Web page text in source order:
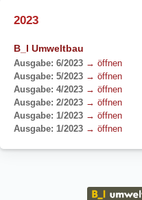
2023
B_I Umweltbau
Ausgabe: 6/2023 → öffnen
Ausgabe: 5/2023 → öffnen
Ausgabe: 4/2023 → öffnen
Ausgabe: 2/2023 → öffnen
Ausgabe: 1/2023 → öffnen
Ausgabe: 1/2023 → öffnen